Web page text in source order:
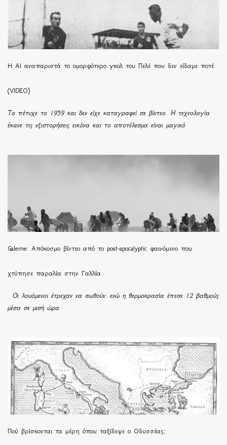
Η ΑΙ αναπαριστά το ομορφότερο γκολ του Πελέ που δεν είδαμε ποτέ
(VIDEO)
Το πέτυχε το 1959 και δεν είχε καταγραφεί σε βίντεο. Η τεχνολογία
έκανε τις εξιστορήσεις εικόνα και το αποτέλεσμα είναι μαγικό
Galerne: Απόκοσμο βίντεο από το post-apocalyptic φαινόμενο που
χτύπησε παραλία στην Γαλλία
Οι λουόμενοι έτρεχαν να σωθούν, ενώ η θερμοκρασία έπεσε 12 βαθμούς
μέσα σε μισή ώρα
Πού βρίσκονται τα μέρη όπου ταξίδεψε ο Οδυσσέας;